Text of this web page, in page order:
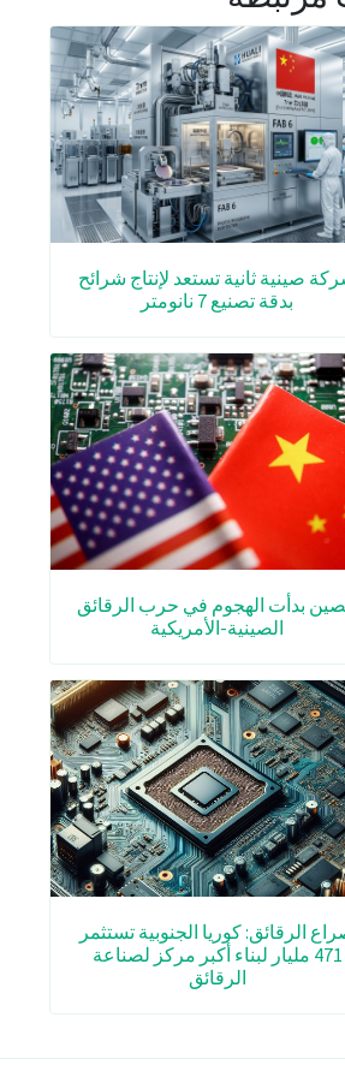
صينية ثانية تستعد لإنتاج شرائح
بدقة تصنيع 7 نانومتر
بدأت الهجوم في حرب الرقائق
الصينية-الأمريكية
الرقائق: كوريا الجنوبية تستثمر
471 مليار لبناء أكبر مركز لصناعة
الرقائق